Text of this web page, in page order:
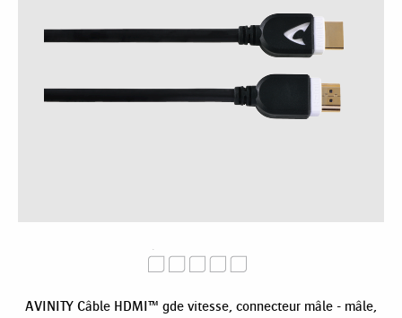
AVINITY Câble HDMI™ gde vitesse, connecteur mâle - mâle,